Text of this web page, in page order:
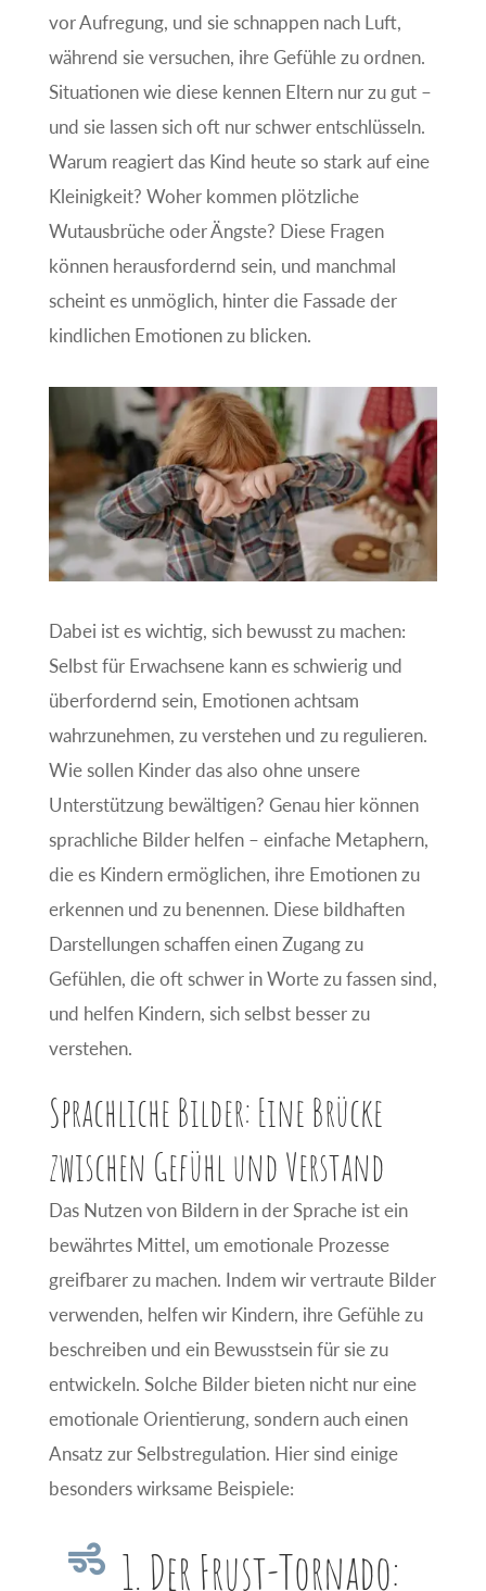
vor Aufregung, und sie schnappen nach Luft,
während sie versuchen, ihre Gefühle zu ordnen.
Situationen wie diese kennen Eltern nur zu gut –
und sie lassen sich oft nur schwer entschlüsseln.
Warum reagiert das Kind heute so stark auf eine
Kleinigkeit? Woher kommen plötzliche
Wutausbrüche oder Ängste? Diese Fragen
können herausfordernd sein, und manchmal
scheint es unmöglich, hinter die Fassade der
kindlichen Emotionen zu blicken.
Dabei ist es wichtig, sich bewusst zu machen:
Selbst für Erwachsene kann es schwierig und
überfordernd sein, Emotionen achtsam
wahrzunehmen, zu verstehen und zu regulieren.
Wie sollen Kinder das also ohne unsere
Unterstützung bewältigen? Genau hier können
sprachliche Bilder helfen – einfache Metaphern,
die es Kindern ermöglichen, ihre Emotionen zu
erkennen und zu benennen. Diese bildhaften
Darstellungen schaffen einen Zugang zu
Gefühlen, die oft schwer in Worte zu fassen sind,
und helfen Kindern, sich selbst besser zu
verstehen.
Sprachliche Bilder: Eine Brücke
zwischen Gefühl und Verstand
Das Nutzen von Bildern in der Sprache ist ein
bewährtes Mittel, um emotionale Prozesse
greifbarer zu machen. Indem wir vertraute Bilder
verwenden, helfen wir Kindern, ihre Gefühle zu
beschreiben und ein Bewusstsein für sie zu
entwickeln. Solche Bilder bieten nicht nur eine
emotionale Orientierung, sondern auch einen
Ansatz zur Selbstregulation. Hier sind einige
besonders wirksame Beispiele:
 1. Der Frust-Tornado: